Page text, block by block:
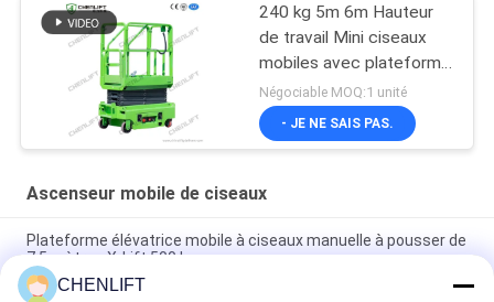
240 kg 5m 6m Hauteur
de travail Mini ciseaux
mobiles avec plateforme
d'extension
Négociable MOQ:1 unité
- JE NE SAIS PAS.
Ascenseur mobile de ciseaux
Plateforme élévatrice mobile à ciseaux manuelle à pousser de
7,5 mètres X-Lift 500 kg
CHENLIFT